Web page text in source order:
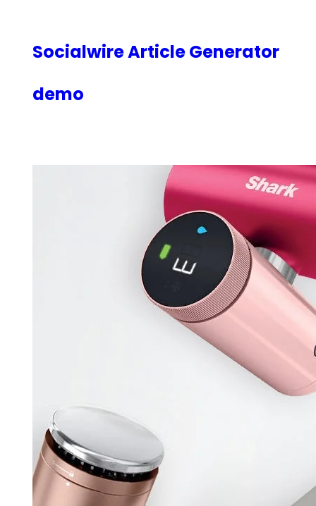
Socialwire Article Generator
demo